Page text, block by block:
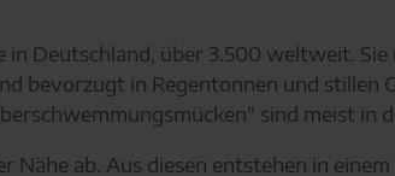
Deutschland, über 3.500 weltweit.
bevorzugt in Regentonnen und
sind meist in
Nähe ab. Aus diesen entstehen in